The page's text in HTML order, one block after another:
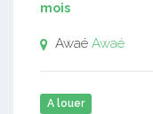
mois
Awaé Awaé
A louer